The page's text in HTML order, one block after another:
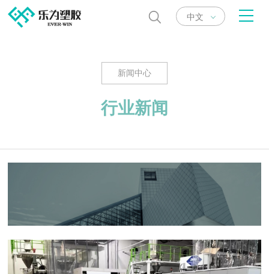
中文
新闻中心
行业新闻